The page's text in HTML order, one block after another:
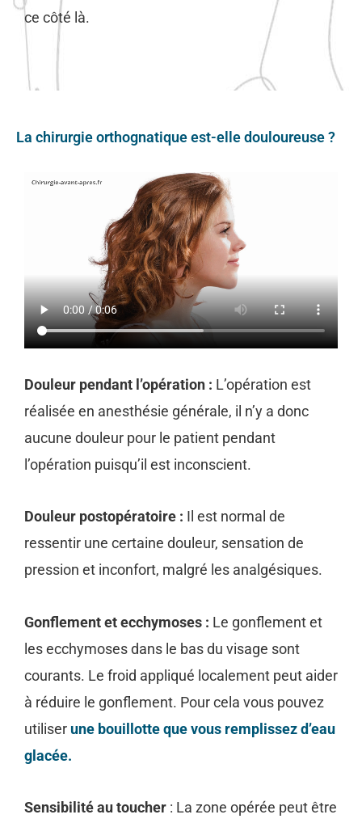
ce côté là.
La chirurgie orthognatique est-elle douloureuse ?
Douleur pendant l’opération : L’opération est
réalisée en anesthésie générale, il n’y a donc
aucune douleur pour le patient pendant
l’opération puisqu’il est inconscient.
Douleur postopératoire : Il est normal de
ressentir une certaine douleur, sensation de
pression et inconfort, malgré les analgésiques.
Gonflement et ecchymoses : Le gonflement et
les ecchymoses dans le bas du visage sont
courants. Le froid appliqué localement peut aider
à réduire le gonflement. Pour cela vous pouvez
utiliser une bouillotte que vous remplissez d’eau
glacée.
Sensibilité au toucher : La zone opérée peut être